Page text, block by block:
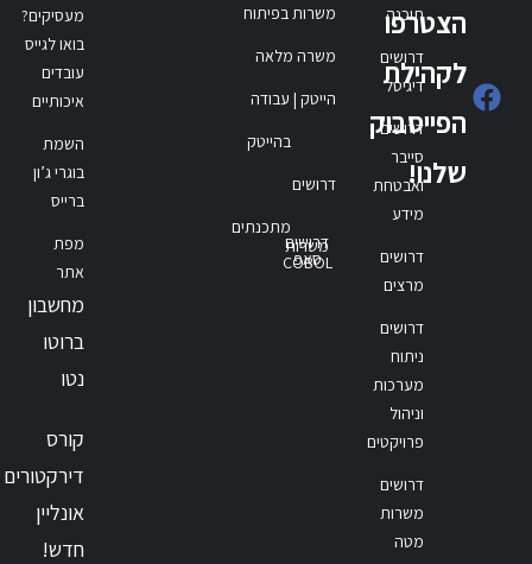
הצטרפו
לקהילת
הפייסבוק
שלנו!
תוכנה
דרושים
דיגיטל
דרושים
סייבר
ואבטחת
מידע
דרושים
מרצים
דרושים
ניתוח
מערכות
וניהול
פרויקטים
דרושים
משרות
מטה
משרות בפיתוח
משרה מלאה
הייטק | עבודה
בהייטק
דרושים
מתכנתים
דרושים
סאפ
משרות
COBOL
מעסיקים?
בואו לגייס
עובדים
איכותיים
השמת
בוגרי ג’ון
ברייס
מפת
אתר
מחשבון
ברוטו
נטו
קורס
דירקטורים
אונליין
חדש!